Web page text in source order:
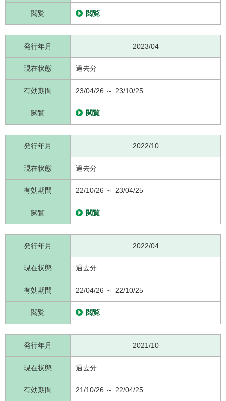
閲覧 閲覧
発行年月 2023/04
現在状態 過去分
有効期間 23/04/26 ～ 23/10/25
閲覧 閲覧
発行年月 2022/10
現在状態 過去分
有効期間 22/10/26 ～ 23/04/25
閲覧 閲覧
発行年月 2022/04
現在状態 過去分
有効期間 22/04/26 ～ 22/10/25
閲覧 閲覧
発行年月 2021/10
現在状態 過去分
有効期間 21/10/26 ～ 22/04/25